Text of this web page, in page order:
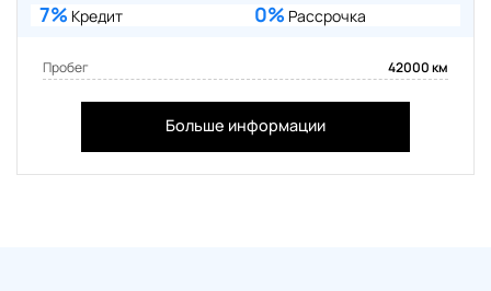
7% Кредит 0% Рассрочка
Пробег 42000 км
Больше информации